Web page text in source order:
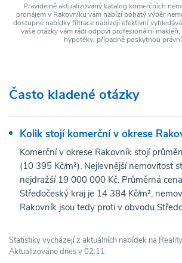
Pravidelně aktualizovaný katalog komerčních
pronájem v Rakovníku vám nabízí bohatý výběr
dostupné nabídky filtrace nabízejí efektivní
vaše otázky vám rádi odpoví profesionální
hypotéky, případně poskytnou
Často kladené otázky
Kolik stojí komerční v okrese
Komerční v okrese Rakovník stojí
(10 395 Kč/m²). Nejlevnější nemovitost
nejdražší 19 000 000 Kč. Průměrná
Středočeský kraj je 14 384 Kč/m²,
Rakovník jsou tedy proti v obvodu
Statistiky vycházejí z aktuálních nabídek na
Aktualizováno dnes v 02:11.